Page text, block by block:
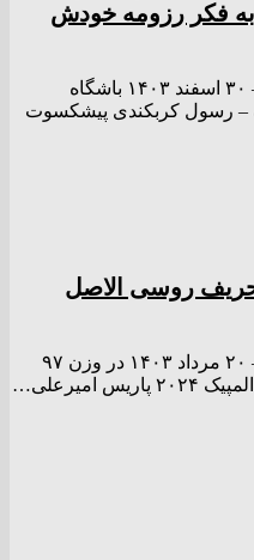
فکر رزومه خودش
به گزارش کاوک نیوز ۰۸:۱۲ – ۳۰ اسفند ۱۴۰۳ باشگاه
– رسول کربکندی پیشکسوت
روسی الاصل
به گزارش کاوک نیوز ۱۴:۳۵ – ۲۰ مرداد ۱۴۰۳ در وزن ۹۷